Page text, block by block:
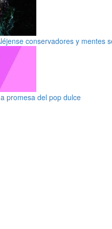
conservadores y mentes
promesa del pop dulce